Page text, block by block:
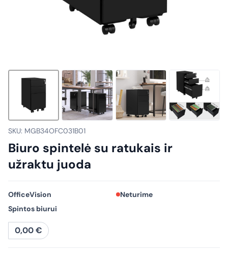
SKU: MGB34OFC031B01
Biuro spintelė su ratukais ir
užraktu juoda
OfficeVision
Neturime
Spintos biurui
0,00€